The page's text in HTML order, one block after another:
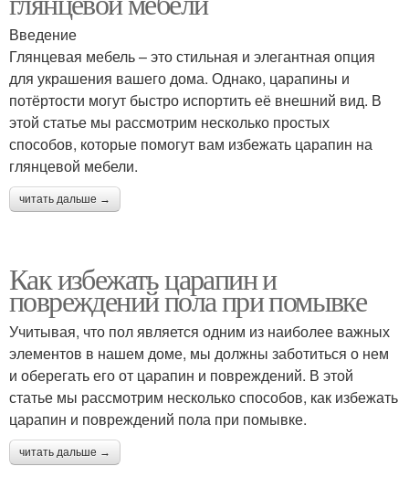
Введение
Глянцевая мебель – это стильная и элегантная опция
для украшения вашего дома. Однако, царапины и
потёртости могут быстро испортить её внешний вид. В
этой статье мы рассмотрим несколько простых
способов, которые помогут вам избежать царапин на
глянцевой мебели.
читать дальше →
Как избежать царапин и
повреждений пола при помывке
Учитывая, что пол является одним из наиболее важных
элементов в нашем доме, мы должны заботиться о нем
и оберегать его от царапин и повреждений. В этой
статье мы рассмотрим несколько способов, как избежать
царапин и повреждений пола при помывке.
читать дальше →